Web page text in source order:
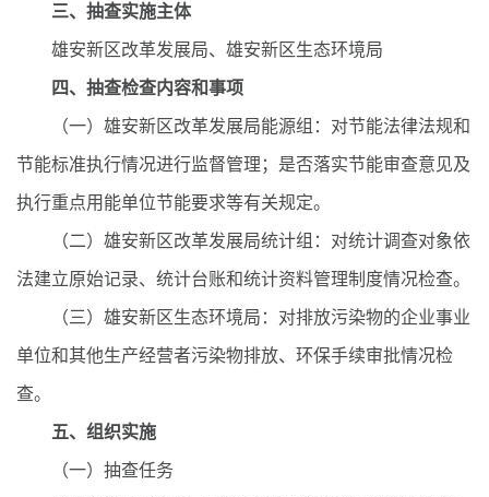
三、抽查实施主体
雄安新区改革发展局、雄安新区生态环境局
四、抽查检查内容和事项
（一）雄安新区改革发展局能源组：对节能法律法规和
节能标准执行情况进行监督管理；是否落实节能审查意见及
执行重点用能单位节能要求等有关规定。
（二）雄安新区改革发展局统计组：对统计调查对象依
法建立原始记录、统计台账和统计资料管理制度情况检查。
（三）雄安新区生态环境局：对排放污染物的企业事业
单位和其他生产经营者污染物排放、环保手续审批情况检
查。
五、组织实施
（一）抽查任务